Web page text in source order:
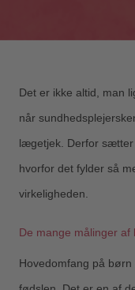
Det er ikke altid, man
når
lægetjek. Derfor sætter
hvorfor det fylder så
virkeligheden.
De mange målinger
Hovedomfang på